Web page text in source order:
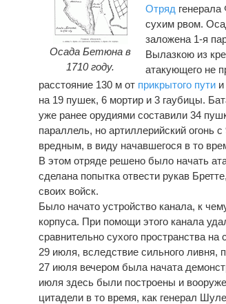
Осада Бетюна в
1710 году.
Отряд генерала
сухим рвом.
заложена 1-я
Вылазкою из
атакующего не
расстояние 130 м от прикрытого пути
на 19 пушек, 6 мортир и 3 гаубицы.
уже ранее орудиями составили 34
параллель, но артиллерийский огонь
вредным, в виду начавшегося в то
В этом отряде решено было начать
сделана попытка отвести рукав
своих войск.
Было начато устройство канала, к
корпуса. При помощи этого канала
сравнительно сухого пространства
29 июля, вследствие сильного ливня,
27 июля вечером была начата
июля здесь были построены и
цитадели в то время, как генерал